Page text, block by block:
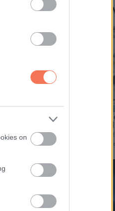
on
misszióval
zsebét
is fejlesztésekre
létszáma.